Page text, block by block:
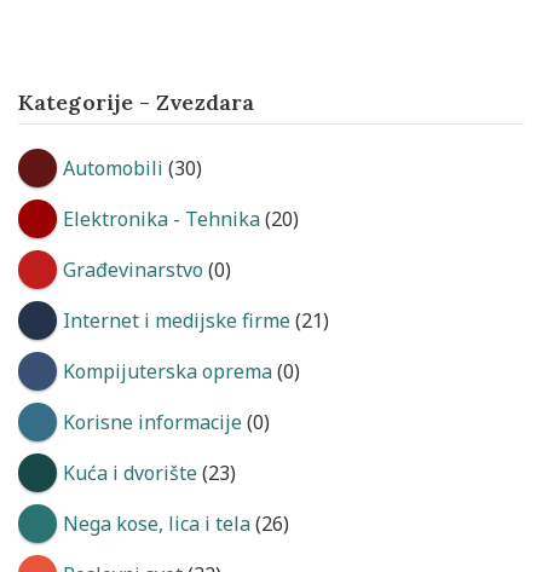
Kategorije - Zvezdara
Automobili (30)
Elektronika - Tehnika(20)
Građevinarstvo (0)
Internet i medijske firme(21)
Kompijuterska oprema(0)
Korisne informacije(0)
Kuća i dvorište(23)
Nega kose, lica i tela(26)